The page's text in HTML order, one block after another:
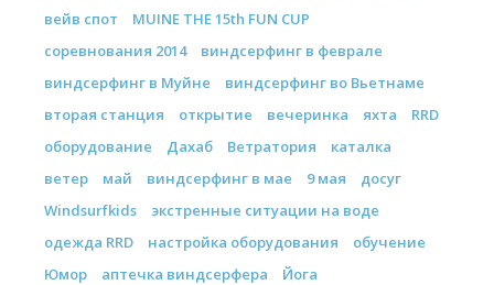
вейв спот
MUINE THE 15th FUN CUP
соревнования 2014
виндсерфинг в феврале
виндсерфинг в Муйне
виндсерфинг во Вьетнаме
вторая станция
открытие вечеринка яхта
RRD
оборудование
Дахаб Ветратория
каталка
ветер
май виндсерфинг в мае 9 мая
досуг
Windsurfkids
экстренные ситуации на воде
одежда RRD
настройка оборудования
обучение
Юмор
аптечка виндсерфера
Йога